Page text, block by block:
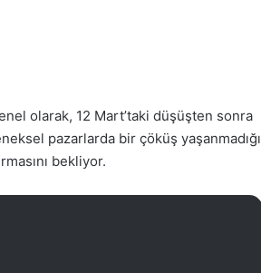
olarak, 12 Mart’taki düşüşten sonra
pazarlarda bir çöküş yaşanmadığı
bekliyor.